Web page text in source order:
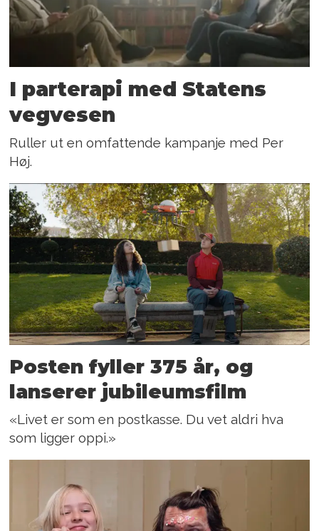
I parterapi med Statens
vegvesen
Ruller ut en omfattende kampanje med Per
Høj.
Posten fyller 375 år, og
lanserer jubileumsfilm
«Livet er som en postkasse. Du vet aldri hva
som ligger oppi.»